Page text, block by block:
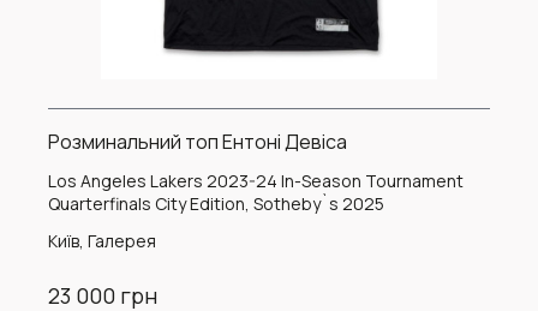
Розминальний топ Ентоні Девіса
Los Angeles Lakers 2023-24 In-Season Tournament
Quarterfinals City Edition, Sotheby`s 2025
Київ, Галерея
23 000 грн